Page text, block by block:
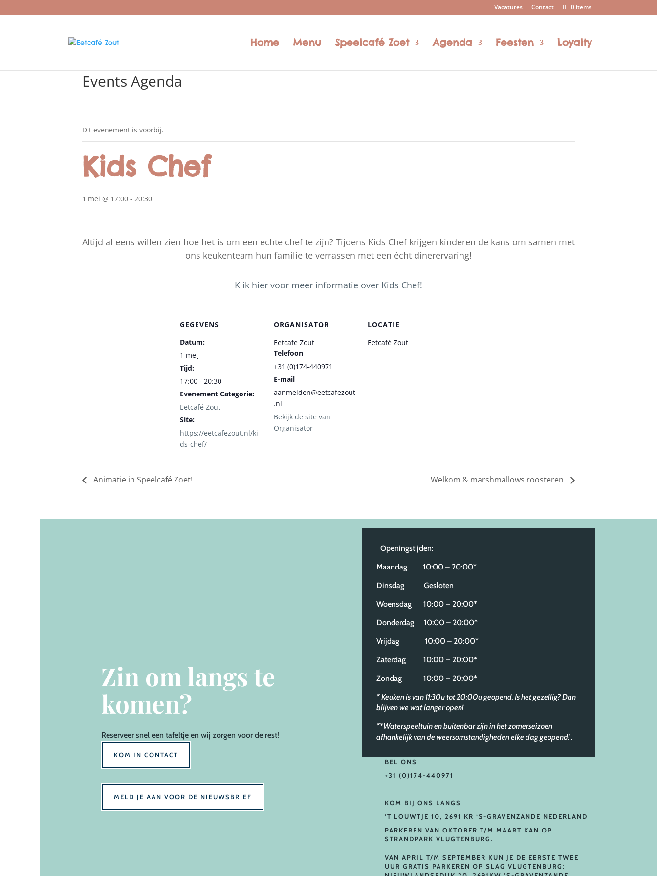
Vacatures Contact 0 items
Home Menu Speelcafé Zoet Agenda Feesten Loyalty
Events Agenda
Dit evenement is voorbij.
Kids Chef
1 mei @ 17:00 - 20:30
Altijd al eens willen zien hoe het is om een echte chef te zijn? Tijdens Kids Chef krijgen kinderen de kans om samen met
ons keukenteam hun familie te verrassen met een écht dinerervaring!
Klik hier voor meer informatie over Kids Chef!
GEGEVENS
Datum:
1 mei
Tijd:
17:00 - 20:30
Evenement Categorie:
Eetcafé Zout
Site:
https://eetcafezout.nl/ki
ds-chef/
ORGANISATOR
Eetcafe Zout
Telefoon
+31 (0)174-440971
E-mail
aanmelden@eetcafezout
.nl
Bekijk de site van
Organisator
LOCATIE
Eetcafé Zout
Animatie in Speelcafé Zoet! Welkom & marshmallows roosteren
Zin om langs te
komen?
Reserveer snel een tafeltje en wij zorgen voor de rest!
KOM IN CONTACT
MELD JE AAN VOOR DE NIEUWSBRIEF
Openingstijden:
Maandag 10:00 – 20:00*
Dinsdag Gesloten
Woensdag 10:00 – 20:00*
Donderdag 10:00 – 20:00*
Vrijdag 10:00 – 20:00*
Zaterdag 10:00 – 20:00*
Zondag 10:00 – 20:00*
* Keuken is van 11:30u tot 20:00u geopend. Is het gezellig? Dan
blijven we wat langer open!
**Waterspeeltuin en buitenbar zijn in het zomerseizoen
afhankelijk van de weersomstandigheden elke dag geopend! .
BEL ONS
+31 (0)174-440971
KOM BIJ ONS LANGS
’T LOUWTJE 10, 2691 KR ‘S-GRAVENZANDE NEDERLAND
PARKEREN VAN OKTOBER T/M MAART KAN OP
STRANDPARK VLUGTENBURG.
VAN APRIL T/M SEPTEMBER KUN JE DE EERSTE TWEE
UUR GRATIS PARKEREN OP SLAG VLUGTENBURG: